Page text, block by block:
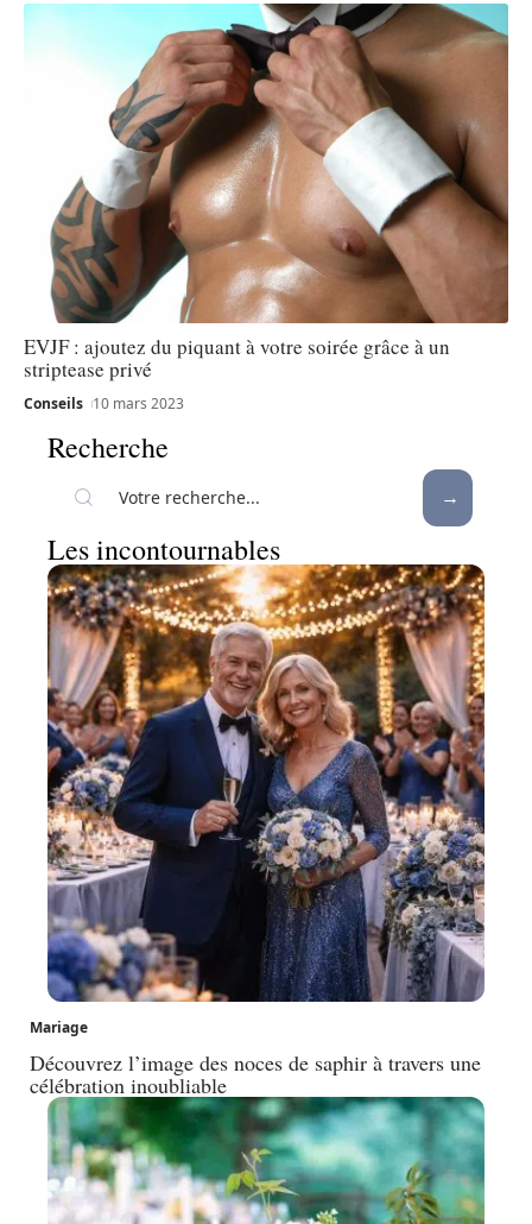
EVJF : ajoutez du piquant à votre soirée grâce à un
striptease privé
Conseils 10 mars 2023
Recherche
Les incontournables
Mariage
Découvrez l’image des noces de saphir à travers une
célébration inoubliable